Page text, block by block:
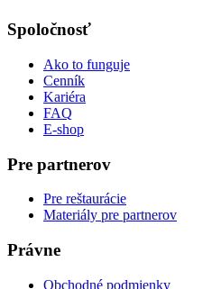
Spoločnosť
Ako to funguje
Cenník
Kariéra
FAQ
E-shop
Pre partnerov
Pre reštaurácie
Materiály pre partnerov
Právne
Obchodné podmienky